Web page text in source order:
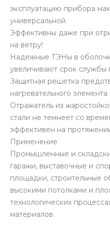
эксплуатацию прибора
универсальной.
Эффективны даже при
на ветру!
Надежные ТЭНы в
увеличивают срок службы
Защитная решетка
нагревательного элемента
Отражатель из
стали не темнеет со
эффективен на
Применение
Промышленные и
гаражи, выставочные и
площадки, строительные
высокими потолками и
технологических
материалов.